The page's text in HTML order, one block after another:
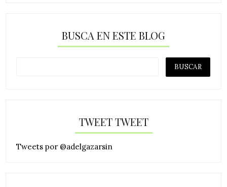
BUSCA EN ESTE BLOG
TWEET TWEET
Tweets por @adelgazarsin